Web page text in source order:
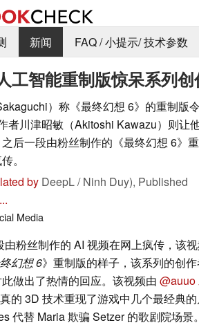
新闻 FAQ / 小提示/ 技术参数
工智能重制版惊呆系列
）称《最终幻想 6》的重制版
者川津昭敏（Akitoshi Kawazu）则让
后一段由粉丝制作的《最终幻想 6》
。
by DeepL / Ninh Duy), Published
...
Media
由粉丝制作的 AI 视频在网上疯传，该
幻想 6》重制版的样子，该系列的创
做出了热情的回应。该视频由 @auuo
的 3D 技术重现了游戏中几个最经典
代替 Maria 欺骗 Setzer 的歌剧院场